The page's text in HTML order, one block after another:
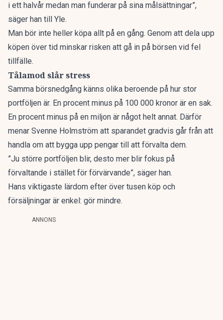
i ett halvår medan man funderar på sina målsättningar”,
säger han till Yle.
Man bör inte heller köpa allt på en gång. Genom att dela upp
köpen över tid minskar risken att gå in på börsen vid fel
tillfälle.
Tålamod slår stress
Samma börsnedgång känns olika beroende på hur stor
portföljen är. En procent minus på 100 000 kronor är en sak.
En procent minus på en miljon är något helt annat. Därför
menar Svenne Holmström att sparandet gradvis går från att
handla om att bygga upp pengar till att förvalta dem.
”Ju större portföljen blir, desto mer blir fokus på
förvaltande i stället för förvärvande”, säger han.
Hans viktigaste lärdom efter över tusen köp och
försäljningar är enkel: gör mindre.
ANNONS